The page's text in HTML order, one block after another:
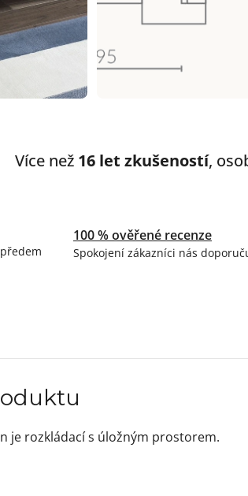
Více než 16 let zkušeností,
100 % ověřené recenze
Spokojení zákazníci nás
je rozkládací s úložným prostorem.